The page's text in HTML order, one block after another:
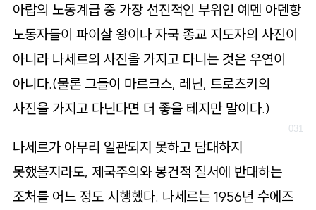
아랍의 노동계급 중 가장 선진적인 부위인 예멘 아덴항
노동자들이 파이살 왕이나 자국 종교 지도자의 사진이
아니라 나세르의 사진을 가지고 다니는 것은 우연이
아니다.(물론 그들이 마르크스, 레닌, 트로츠키의
사진을 가지고 다닌다면 더 좋을 테지만 말이다.)
나세르가 아무리 일관되지 못하고 담대하지
못했을지라도, 제국주의와 봉건적 질서에 반대하는
조처를 어느 정도 시행했다. 나세르는 1956년 수에즈